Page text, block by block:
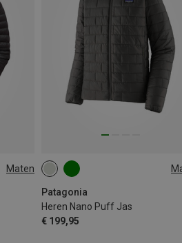
Maten
Patagonia
Heren Nano Puff Jas
€ 199,95
S M